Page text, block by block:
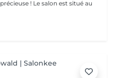
! Le salon est situé au